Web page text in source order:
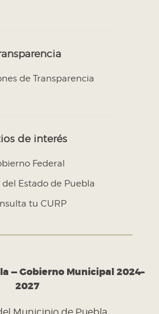
de Transparencia
de interés
Federal
Estado de Puebla
tu CURP
— Gobierno Municipal 2024–
2027